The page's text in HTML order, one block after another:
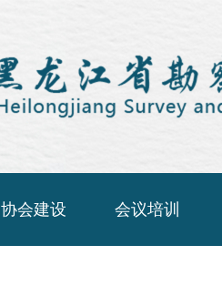
协会建设 会议培训